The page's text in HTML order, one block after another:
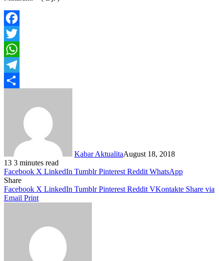
Facebook
Twitter
WhatsApp
Telegram
Kabar AktualitaAugust 18, 2018
13 3 minutes read
Facebook X LinkedIn Tumblr Pinterest Reddit WhatsApp
Share
Facebook X LinkedIn Tumblr Pinterest Reddit VKontakte Share via
Email Print